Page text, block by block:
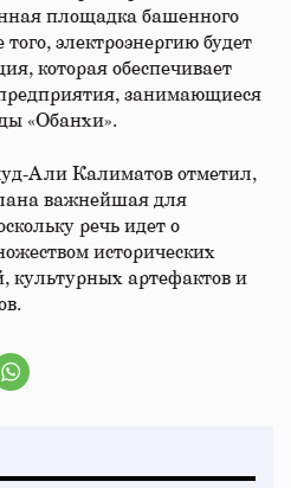
площадка башенного
электроэнергию будет
которая обеспечивает
занимающиеся
«Обанхи».
Али Калиматов отметил,
важнейшая для
речь идет о
исторических
культурных артефактов и